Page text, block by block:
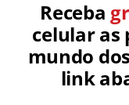
Receba
celular as
mundo
link